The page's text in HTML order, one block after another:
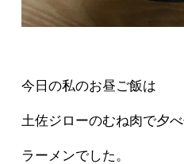
今日の私のお昼ご飯は
土佐ジローのむね肉で夕
ラーメンでした。